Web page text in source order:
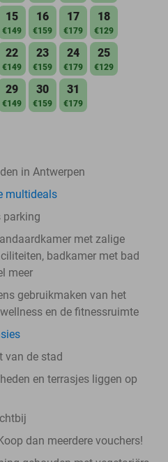
15
€149
16
€159
17
€179
18
€129
22
€149
23
€159
24
€179
25
€129
29
€149
30
€159
31
€179
in Antwerpen
multideals
parking
met zalige
badkamer met bad
meer
gebruikmaken van het
en de fitnessruimte
van de stad
en terrasjes liggen op
dan meerdere vouchers!